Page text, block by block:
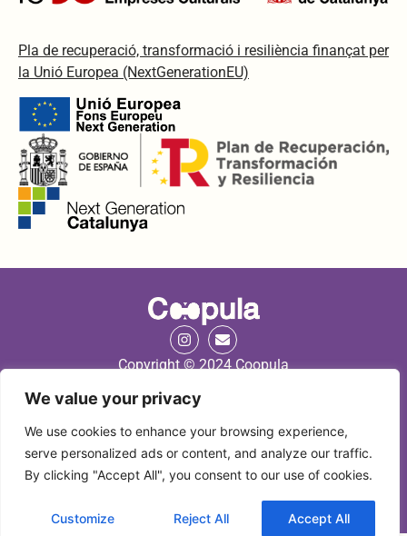
We value your privacy
We use cookies to enhance your browsing experience,
serve personalized ads or content, and analyze our traffic.
By clicking "Accept All", you consent to our use of cookies.
Customize Reject All Accept All
Pla de recuperació, transformació i resiliència finançat per
la Unió Europea (NextGenerationEU)
Copyright © 2024 Coopula
Coopula Editorial S.L. és una empresa amb seu a Av. Marquès de
Montoliu 14 de Tarragona (Espanya)
Avís Legal |Termes i condicions